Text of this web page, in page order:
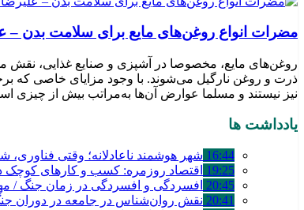
مضرات انواع روغن‌های مایع برای سلامت بدن –
روغن‌های مایع، مخصوصا در آشپزی و صنایع غذایی، نقش
ذرت و روغن نارگیل می‌شوند. با وجود مزایای خاصی که
نیز نیستند و مسلما عوارض آن‌ها به‌مراتب بیش از چیزی
یادداشت ها
16:44 شهر هوشمند ناعادلانه؛ وقتی
19:25 اقتصاد روزمره: کسب‌ و کارهای کوچک
20:45 افسردگی و افسردگی در زمان جنگ /
20:41 نقش روان‌شناس در جامعه در دوران